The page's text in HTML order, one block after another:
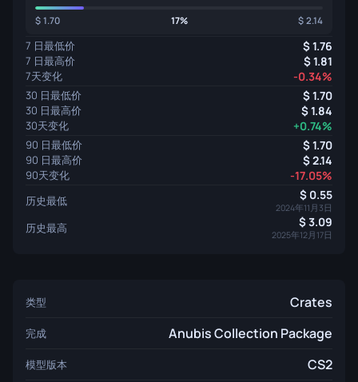
1.70 17% 2.14
7 日最低价 1.76
7 日最高价 1.81
7天变化 -0.34%
30 日最低价 1.70
30 日最高价 1.84
30天变化 +0.74%
90 日最低价 1.70
90 日最高价 2.14
90天变化 -17.05%
历史最低 0.55
2024年11月3日
历史最高 3.09
2025年12月17日
类型 Crates
完成 Anubis Collection Package
模型版本 CS2